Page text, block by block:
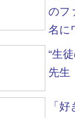
のフ
名に
“生
先生
「